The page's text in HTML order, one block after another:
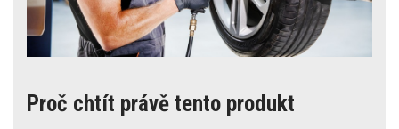
Proč chtít právě tento produkt